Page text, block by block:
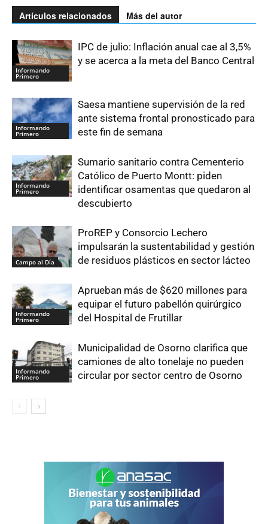
Artículos relacionados Más del autor
Informando
Primero
IPC de julio: Inflación anual cae al 3,5%
y se acerca a la meta del Banco Central
Informando
Primero
Saesa mantiene supervisión de la red
ante sistema frontal pronosticado para
este fin de semana
Informando
Primero
Sumario sanitario contra Cementerio
Católico de Puerto Montt: piden
identificar osamentas que quedaron al
descubierto
Campo al Día
ProREP y Consorcio Lechero
impulsarán la sustentabilidad y gestión
de residuos plásticos en sector lácteo
Informando
Primero
Aprueban más de $620 millones para
equipar el futuro pabellón quirúrgico
del Hospital de Frutillar
Informando
Primero
Municipalidad de Osorno clarifica que
camiones de alto tonelaje no pueden
circular por sector centro de Osorno